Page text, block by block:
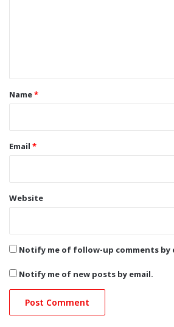
*Name*
Email *
Website
Notify me of follow-up comments by
Notify me of new posts by email.